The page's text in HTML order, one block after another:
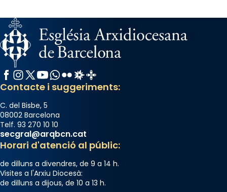
Facebook
Instagram
X / Twitter
YouTube
WhatsApp
FlickrRadio Estel
Catalunya Cristiana
Contacte i suggeriments:
C. del Bisbe, 5
08002 Barcelona
Telf. 93 270 10 10
secgral@arqbcn.cat
Horari d'atenció al públic:
de dilluns a divendres, de 9 a 14 h.
Visites a l'Arxiu Diocesà:
de dilluns a dijous, de 10 a 13 h.